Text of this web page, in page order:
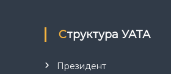
і
г
Структура УАТА
Президент